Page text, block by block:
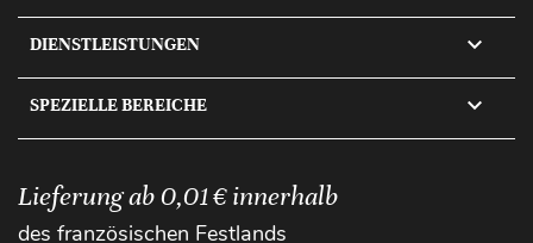
DIENSTLEISTUNGEN 
SPEZIELLE BEREICHE 
Lieferung ab 0,01 € innerhalb
des französischen Festlands